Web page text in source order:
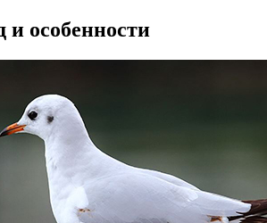
особенности